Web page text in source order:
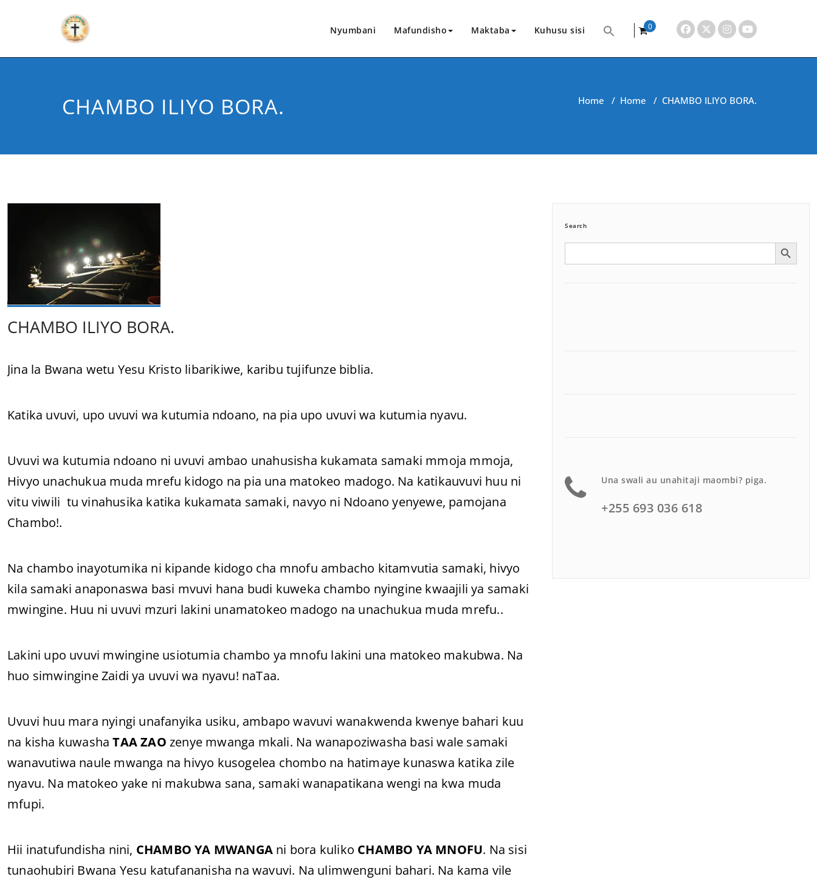
Nyumbani Mafundisho Maktaba Kuhusu sisi
0
CHAMBO ILIYO BORA. Home / Home / CHAMBO ILIYO BORA.
CHAMBO ILIYO BORA.
Jina la Bwana wetu Yesu Kristo libarikiwe, karibu tujifunze biblia.
Katika uvuvi, upo uvuvi wa kutumia ndoano, na pia upo uvuvi wa kutumia nyavu.
Uvuvi wa kutumia ndoano ni uvuvi ambao unahusisha kukamata samaki mmoja mmoja,
Hivyo unachukua muda mrefu kidogo na pia una matokeo madogo. Na katikauvuvi huu ni
vitu viwili tu vinahusika katika kukamata samaki, navyo ni Ndoano yenyewe, pamojana
Chambo!.
Na chambo inayotumika ni kipande kidogo cha mnofu ambacho kitamvutia samaki, hivyo
kila samaki anaponaswa basi mvuvi hana budi kuweka chambo nyingine kwaajili ya samaki
mwingine. Huu ni uvuvi mzuri lakini unamatokeo madogo na unachukua muda mrefu..
Lakini upo uvuvi mwingine usiotumia chambo ya mnofu lakini una matokeo makubwa. Na
huo simwingine Zaidi ya uvuvi wa nyavu! naTaa.
Uvuvi huu mara nyingi unafanyika usiku, ambapo wavuvi wanakwenda kwenye bahari kuu
na kisha kuwashaTAA ZAO zenye mwanga mkali. Na wanapoziwasha basi wale samaki
wanavutiwa naule mwanga na hivyo kusogelea chombo na hatimaye kunaswa katika zile
nyavu. Na matokeo yake ni makubwa sana, samaki wanapatikana wengi na kwa muda
mfupi.
Hii inatufundisha nini, CHAMBO YA MWANGA ni bora kuliko CHAMBO YA MNOFU. Na sisi
tunaohubiri Bwana Yesu katufananisha na wavuvi. Na ulimwenguni bahari. Na kama vile
Search
Search Search Button
Una swali au unahitaji maombi? piga.
+255 693 036 618